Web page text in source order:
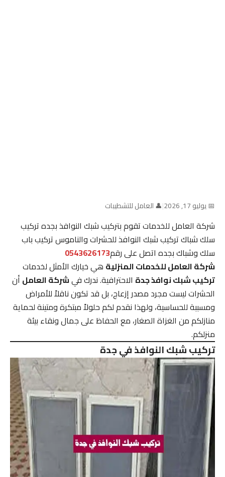
📅 يوليو 17, 2026 |👤 العامل للتشطيبات
شركة العامل للخدمات تقوم بتركيب شبك النوافذ بجده تركيب
سلك شباك تركيب شبك النوافذ للحشرات والناموس تركيب باب
سلك وشباك بجده اتصل على رقم0543626173
شركة العامل للخدمات المنزليةهي خيارك الأمثل لخدمات
تركيب شبك نوافذ جدةالاحترافية. ندرك فيشركة العاملأن
الحشرات ليست مجرد مصدر إزعاج، بل قد تكون ناقلاً للأمراض
ومسببة للحساسية، ولهذا نقدم لكم حلولاً مبتكرة ومتينة لحماية
منازلكم من الغزاة الصغار، مع الحفاظ على جمال ونقاء بيئة
منزلكم.
تركيب شبك النوافذ في جدة